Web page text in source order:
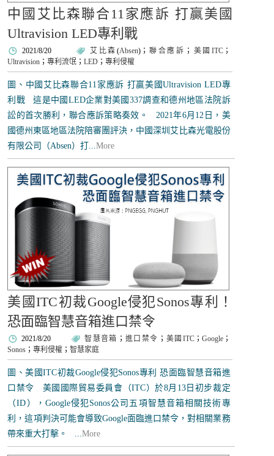
中國艾比森聯合11家應訴 打贏美國
Ultravision LED專利戰
2021/8/20 艾比森 (Absen)； 聯合應訴 ； 美國ITC；
Ultravision ；專利流氓 ；LED ；專利侵權
圖、中國艾比森聯合11家應訴 打贏美國Ultravision LED專
利戰 這是中國LED企業對美國337調查和德州地區法院訴
訟的首次勝利，聯合應訴策略奏效。 2021年6月12日，美
國德州東區地區法院陪審團評決，中國深圳艾比森光電股份
有限公司（Absen）打...More
美國ITC初裁Google侵犯Sonos專利！
恐面臨智慧音箱進口禁令
2021/8/20 智慧音箱 ； 進口禁令 ； 美國ITC； Google；
Sonos ；專利侵權 ；智慧家庭
圖、美國ITC初裁Google侵犯Sonos專利 恐面臨智慧音箱進
口禁令 美國國際貿易委員會（ITC）於8月13日初步裁定
（ID），Google侵犯Sonos公司五項智慧音箱相關技術專
利，這項判決可能會導致Google面臨進口禁令，對相關業務
帶來重大打擊。 ...More